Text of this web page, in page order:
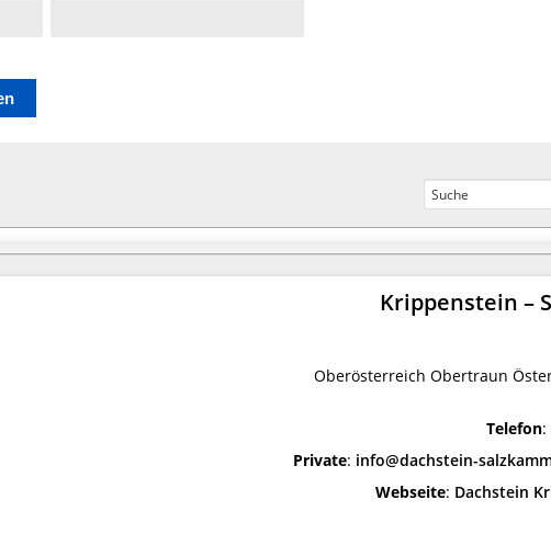
Krippenstein –
Oberösterreich Obertraun
Telefon:
Private: info@dachstein-
Webseite: Dachstein